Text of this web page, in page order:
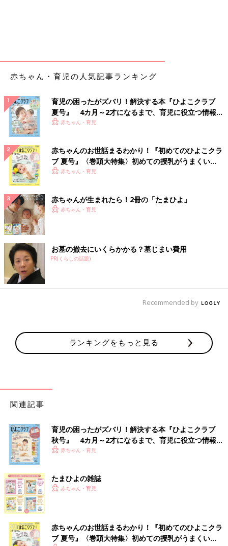
赤ちゃん・育児の人気記事ランキング
育児の困ったがズバリ！解決する本『ひよこクラブ
夏号』 4カ月～2才になるまで、育児に役立つ情報が
いっぱい！
赤ちゃん・育児
赤ちゃんのお世話まるわかり！『初めてのひよこクラ
ブ 夏号』〈巻頭大特集〉初めての授乳がうまくい
く！ おっぱい・ミルクの基本と夏のトラブル 解決テ
赤ちゃん・育児
赤ちゃんが生まれたら！2冊の「たまひよ」
赤ちゃん・育児
お墓の撤去にいくらかかる？墓じまい費用
PR(くらしの話題)
Recommended by
ランキングをもっと見る
関連記事
育児の困ったがズバリ！解決する本『ひよこクラブ
秋号』 4カ月～2才になるまで、育児に役立つ情報が
いっぱい！
赤ちゃん・育児
たまひよの雑誌
赤ちゃん・育児
赤ちゃんのお世話まるわかり！『初めてのひよこクラ
ブ 夏号』〈巻頭大特集〉初めての授乳がうまくい